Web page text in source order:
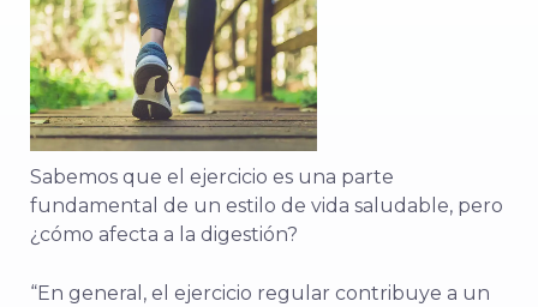
Sabemos que el ejercicio es una parte
fundamental de un estilo de vida saludable, pero
¿cómo afecta a la digestión?
“En general, el ejercicio regular contribuye a un